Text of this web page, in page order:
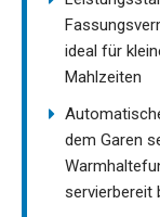
ideal für
Mahlzeiten
dem Garen
servierbereit